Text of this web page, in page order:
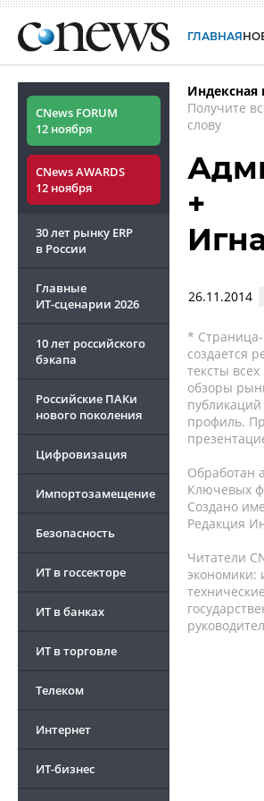
ГЛАВНАЯ
CNews FORUM
12 ноября
CNews AWARDS
12 ноября
30 лет рынку ERP
в России
Главные
ИТ-сценарии 2026
10 лет российского
бэкапа
Российские ПАКи
нового поколения
Цифровизация
Импортозамещение
Безопасность
ИТ в госсекторе
ИТ в банках
ИТ в торговле
Телеком
Интернет
ИТ-бизнес
Индексная
Получите
слову
+
26.11.2014
* Страница-
создается
тексты
обзоры
профиль.
Обработан
Ключевых
Создано
Редакция
Читатели
экономики: